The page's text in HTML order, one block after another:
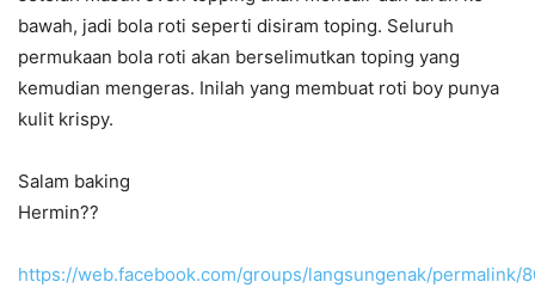
bawah, jadi bola roti seperti disiram toping. Seluruh
permukaan bola roti akan berselimutkan toping yang
kemudian mengeras. Inilah yang membuat roti boy punya
kulit krispy.
Salam baking
Hermin??
https://web.facebook.com/groups/langsungenak/permalink/